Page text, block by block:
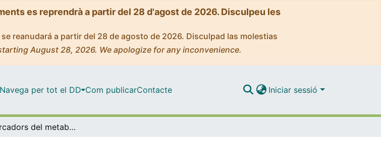
es reprendrà a partir del 28 d'agost de 2026. Disculpeu les
reanudará a partir del 28 de agosto de 2026. Disculpad las molestias
August 28, 2026. We apologize for any inconvenience.
per tot el DD Com publicarContacte Iniciar sessió
Biomarcadors del metabolisme de la dopamina en alteracions neurològiques en la infància